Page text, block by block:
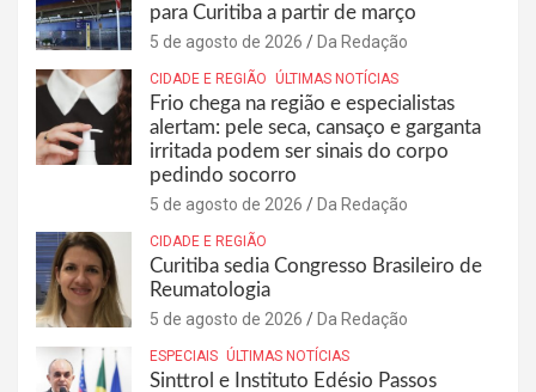
para Curitiba a partir de março
5 de agosto de 2026 Da Redação
CIDADE E REGIÃO ÚLTIMAS NOTÍCIAS
Frio chega na região e especialistas
alertam: pele seca, cansaço e garganta
irritada podem ser sinais do corpo
pedindo socorro
5 de agosto de 2026 Da Redação
CIDADE E REGIÃO
Curitiba sedia Congresso Brasileiro de
Reumatologia
5 de agosto de 2026 Da Redação
ESPECIAIS ÚLTIMAS NOTÍCIAS
Sinttrol e Instituto Edésio Passos